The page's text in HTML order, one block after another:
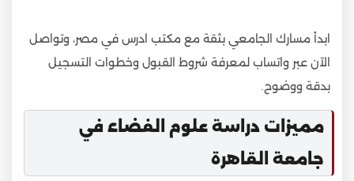
ابدأ مسارك الجامعي بثقة مع مكتب ادرس في مصر، وتواصل
الآن عبر واتساب لمعرفة شروط القبول وخطوات التسجيل
بدقة ووضوح.
مميزات دراسة علوم الفضاء في
جامعة القاهرة